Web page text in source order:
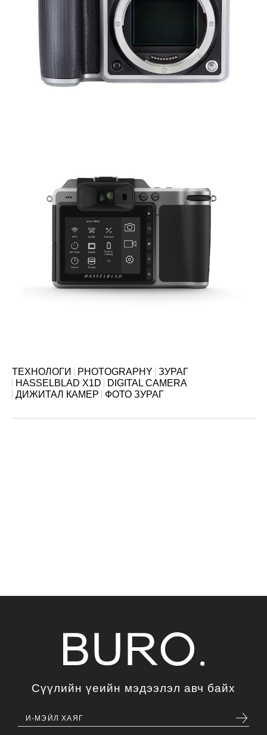
ТЕХНОЛОГИ PHOTOGRAPHY
ЗУРАГ
HASSELBLAD X1D
DIGITAL CAMERA
ДИЖИТАЛ КАМЕР
ФОТО ЗУРАГ
Сүүлийн үеийн мэдээлэл авч байх